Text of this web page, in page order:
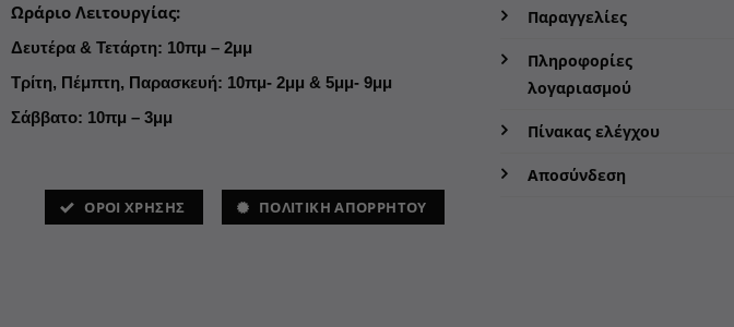
Ωράριο Λειτουργίας:
Δευτέρα & Τετάρτη: 10πμ – 2μμ
Τρίτη, Πέμπτη, Παρασκευή: 10πμ- 2μμ & 5μμ- 9μμ
Σάββατο: 10πμ – 3μμ
ΌΡΟΙ ΧΡΗΣΗΣ ΠΟΛΙΤΙΚΗ ΑΠΟΡΡΗΤΟΥ
Παραγγελίες
Πληροφορίες
λογαριασμού
Πίνακας ελέγχου
Αποσύνδεση